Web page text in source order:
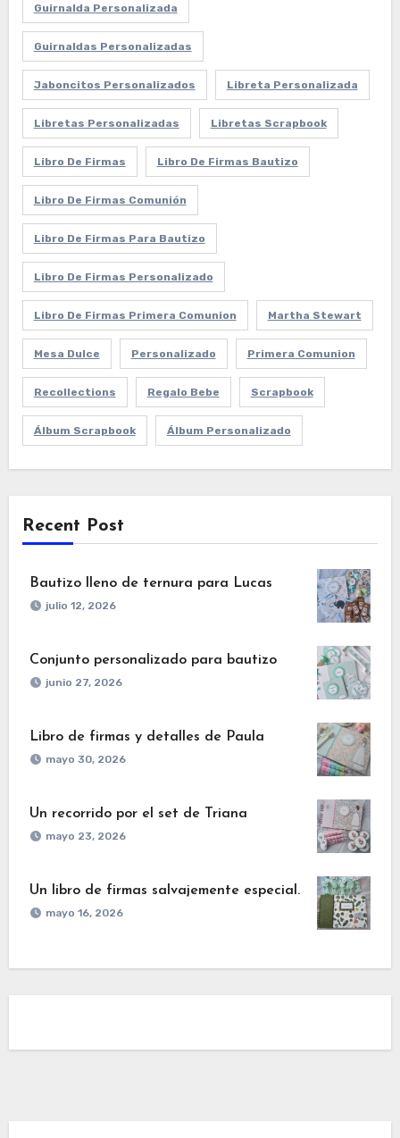
Guirnalda Personalizada
Guirnaldas Personalizadas
Jaboncitos Personalizados Libreta Personalizada
Libretas Personalizadas Libretas Scrapbook
Libro De Firmas Libro De Firmas Bautizo
Libro De Firmas Comunión
Libro De Firmas Para Bautizo
Libro De Firmas Personalizado
Libro De Firmas Primera Comunion Martha Stewart
Mesa Dulce Personalizado Primera Comunion
Recollections Regalo Bebe Scrapbook
Álbum Scrapbook Álbum Personalizado
Recent Post
Bautizo lleno de ternura para Lucas
julio 12, 2026
Conjunto personalizado para bautizo
junio 27, 2026
Libro de firmas y detalles de Paula
mayo 30, 2026
Un recorrido por el set de Triana
mayo 23, 2026
Un libro de firmas salvajemente especial.
mayo 16, 2026